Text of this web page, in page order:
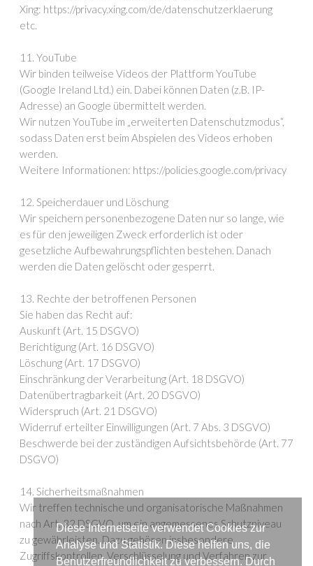
Diese Internetseite verwendet Cookies zur
Analyse und Statistik. Diese helfen uns, die
Benutzerfreundlichkeit zu verbessern. Durch
Xing: https://privacy.xing.com/de/datenschutzerklaerung
etc.
11. YouTube
Wir binden teilweise Videos der Plattform YouTube
(Google Ireland Ltd.) ein. Dabei können Daten (z.B. IP-
Adresse) an Google übermittelt werden.
Wir nutzen YouTube im „erweiterten Datenschutzmodus“,
sodass Daten erst beim Abspielen des Videos erhoben
werden.
Weitere Informationen: https://policies.google.com/privacy
12. Speicherdauer und Löschung
Wir speichern personenbezogene Daten nur so lange, wie
es für den jeweiligen Zweck erforderlich ist oder
gesetzliche Aufbewahrungspflichten bestehen. Danach
werden die Daten gelöscht oder gesperrt.
13. Rechte der betroffenen Personen
Sie haben das Recht auf:
Auskunft (Art. 15 DSGVO)
Berichtigung (Art. 16 DSGVO)
Löschung (Art. 17 DSGVO)
Einschränkung der Verarbeitung (Art. 18 DSGVO)
Datenübertragbarkeit (Art. 20 DSGVO)
Widerspruch (Art. 21 DSGVO)
Widerruf erteilter Einwilligungen (Art. 7 Abs. 3 DSGVO)
Beschwerde bei der zuständigen Aufsichtsbehörde (Art. 77
DSGVO)
14. Sicherheitsmaßnahmen
Wir treffen technische und organisatorische Maßnahmen
nach Art. 32 DSGVO, um ein angemessenes Schutzniveau
zu gewährleisten. Dazu gehören insbesondere
Zugriffskontrollen, Verschlüsselung und Verfahren zur